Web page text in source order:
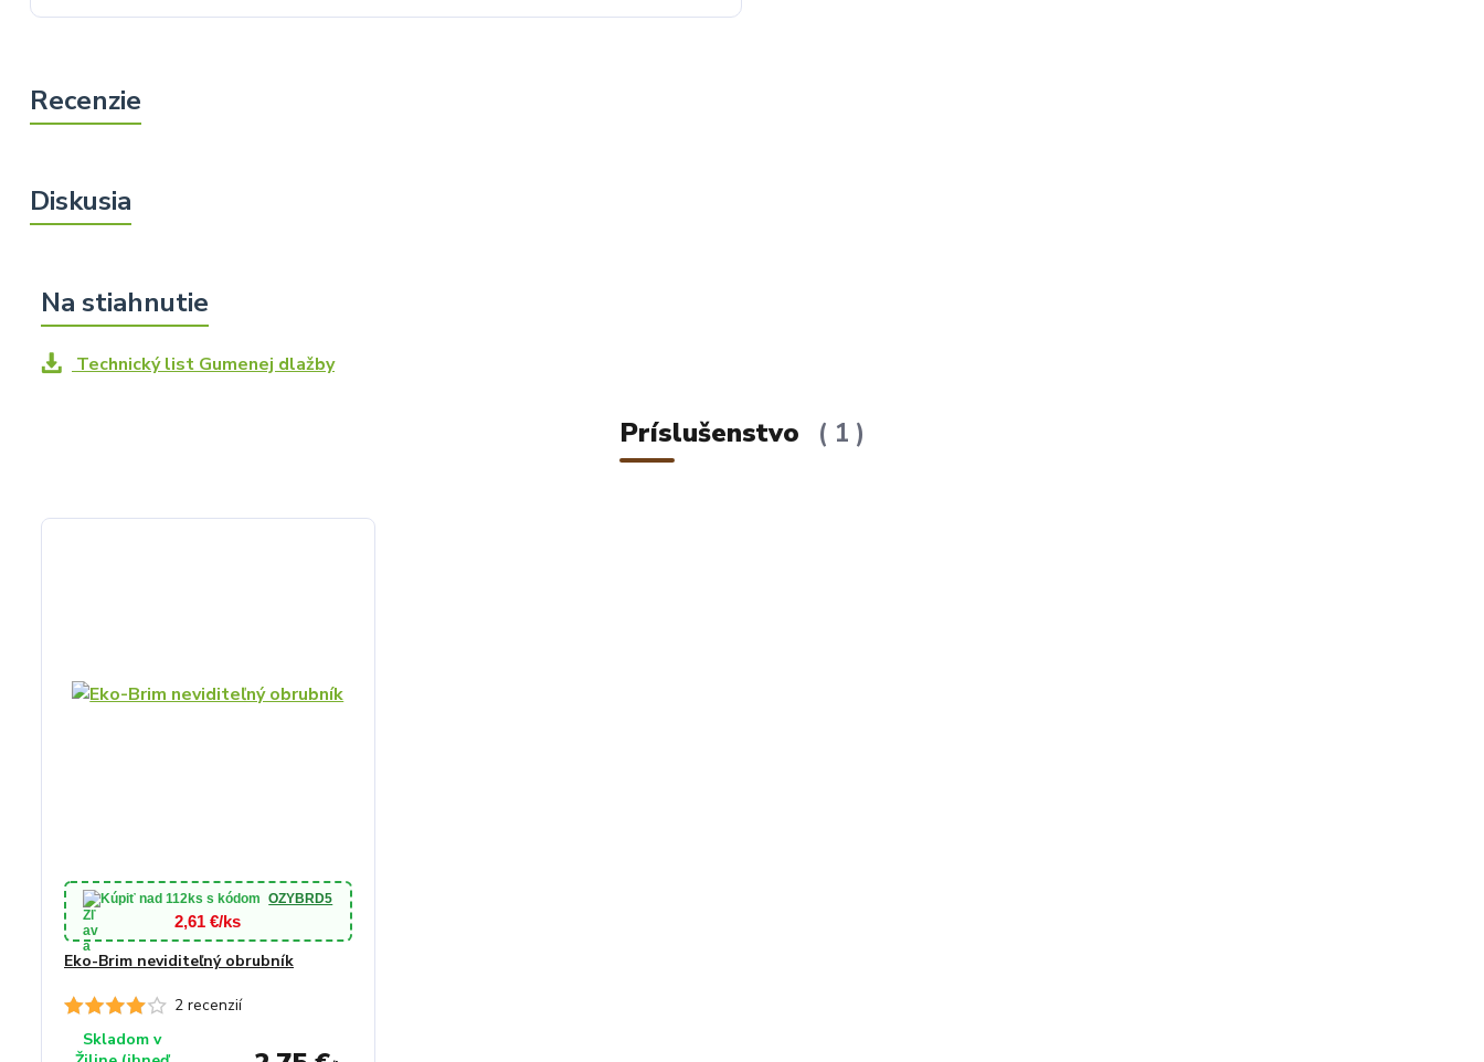
Technický list Gumenej dlažby
Príslušenstvo 1
Kúpiť nad112ks s kódom OZYBRD5
2,61 €/ks
2 recenzií
Eko-Brim neviditeľný obrubník
Skladom v